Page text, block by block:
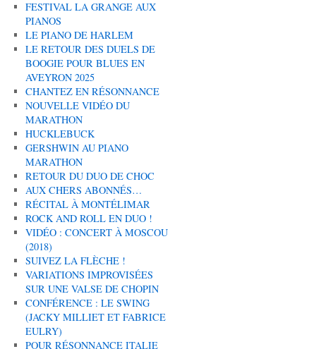
FESTIVAL LA GRANGE AUX
PIANOS
LE PIANO DE HARLEM
LE RETOUR DES DUELS DE
BOOGIE POUR BLUES EN
AVEYRON 2025
CHANTEZ EN RÉSONNANCE
NOUVELLE VIDÉO DU
MARATHON
HUCKLEBUCK
GERSHWIN AU PIANO
MARATHON
RETOUR DU DUO DE CHOC
AUX CHERS ABONNÉS…
RÉCITAL À MONTÉLIMAR
ROCK AND ROLL EN DUO !
VIDÉO : CONCERT À MOSCOU
(2018)
SUIVEZ LA FLÈCHE !
VARIATIONS IMPROVISÉES
SUR UNE VALSE DE CHOPIN
CONFÉRENCE : LE SWING
(JACKY MILLIET ET FABRICE
EULRY)
POUR RÉSONNANCE ITALIE